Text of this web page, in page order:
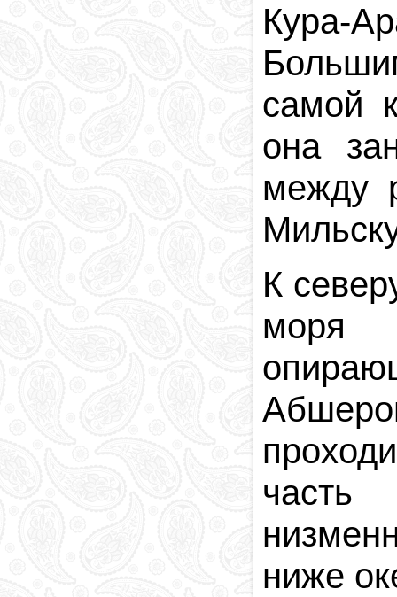
Кура-
самой
она
между
К
моря
часть
ниже